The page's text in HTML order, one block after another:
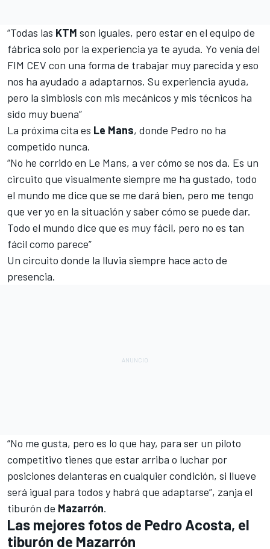
“Todas las KTM son iguales, pero estar en el equipo de
fábrica solo por la experiencia ya te ayuda. Yo venía del
FIM CEV con una forma de trabajar muy parecida y eso
nos ha ayudado a adaptarnos. Su experiencia ayuda,
pero la simbiosis con mis mecánicos y mis técnicos ha
sido muy buena”
La próxima cita es Le Mans, donde Pedro no ha
competido nunca.
“No he corrido en Le Mans, a ver cómo se nos da. Es un
circuito que visualmente siempre me ha gustado, todo
el mundo me dice que se me dará bien, pero me tengo
que ver yo en la situación y saber cómo se puede dar.
Todo el mundo dice que es muy fácil, pero no es tan
fácil como parece”
Un circuito donde la lluvia siempre hace acto de
presencia.
“No me gusta, pero es lo que hay, para ser un piloto
competitivo tienes que estar arriba o luchar por
posiciones delanteras en cualquier condición, si llueve
será igual para todos y habrá que adaptarse”, zanja el
tiburón de Mazarrón.
Las mejores fotos de Pedro Acosta, el
tiburón de Mazarrón